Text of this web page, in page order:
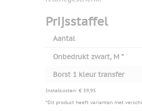
View larger image
View larger image
View larger image
Prijsstaffel
Aantal
Onbedrukt zwart, M *
Borst 1 kleur transfer
Instelkosten: € 39,95
*Dit product heeft varianten met